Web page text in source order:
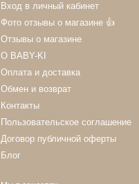
Вход в личный кабинет
Фото отзывы о магазине 👍
Отзывы о магазине
О BABY-KI
Оплата и доставка
Обмен и возврат
Контакты
Пользовательское соглашение
Договор публичной оферты
Блог